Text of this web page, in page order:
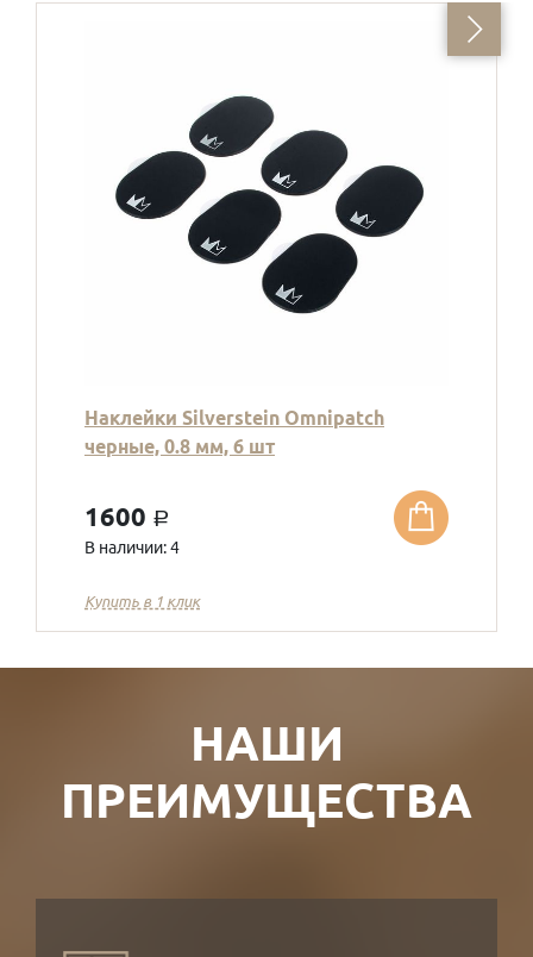
Наклейки Silverstein Omnipatch
черные, 0.8 мм, 6 шт
1600 a
В наличии: 4
Купить в 1 клик
НАШИ
ПРЕИМУЩЕСТВА